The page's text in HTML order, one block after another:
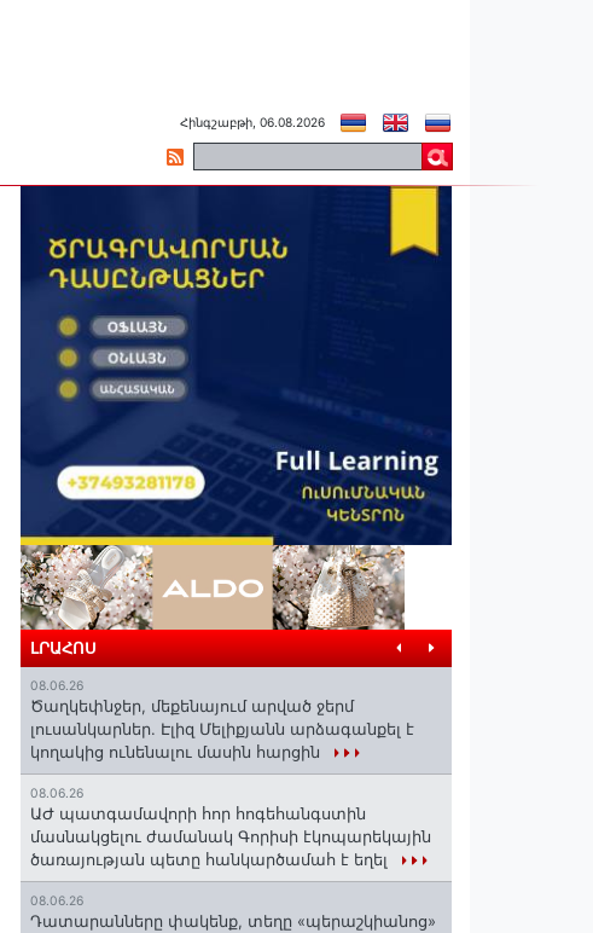
Հինգշաբթի, 06.08.2026
ԼՐԱՀՈՍ
08.06.26
Ծաղկեփնջեր, մեքենայում արված ջերմ
լուսանկարներ. Էլիզ Մելիքյանն արձագանքել է
կողակից ունենալու մասին հարցին
08.06.26
ԱԺ պատգամավորի հոր հոգեհանգստին
մասնակցելու ժամանակ Գորիսի էկոպարեկային
ծառայության պետը հանկարծամահ է եղել
08.06.26
Դատարանները փակենք, տեղը «պերաշկիանոց»